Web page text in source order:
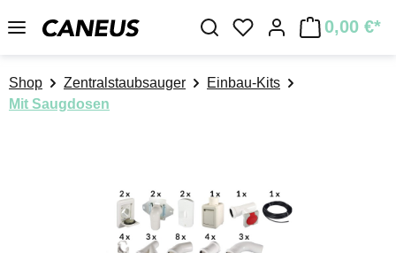
Zum Hauptinhalt springen Du hast 0 Produkte
0,00 €*
Shop Zentralstaubsauger
Einbau-Kits
Mit Saugdosen